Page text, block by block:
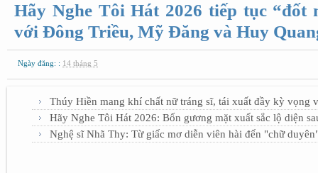
Hãy Nghe Tôi Hát 2026 tiếp tục “đốt
với Đông Triều, Mỹ Đăng và Huy
Ngày đăng: : 14 tháng 5
Thúy Hiền mang khí chất nữ tráng sĩ, tái xuất đầy kỳ vọng
Hãy Nghe Tôi Hát 2026: Bốn gương mặt xuất sắc lộ diện
Nghệ sĩ Nhã Thy: Từ giấc mơ diễn viên hài đến "chữ